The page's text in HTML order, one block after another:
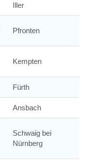
Iller
Pfronten
Kempten
Fürth
Ansbach
Schwaig bei
Nürnberg